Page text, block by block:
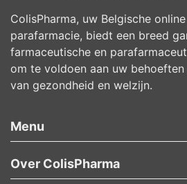
ColisPharma, uw Belgische
parafarmacie, biedt een breed
farmaceutische en
om te voldoen aan uw
van gezondheid en welzijn.
Menu
Over ColisPharma